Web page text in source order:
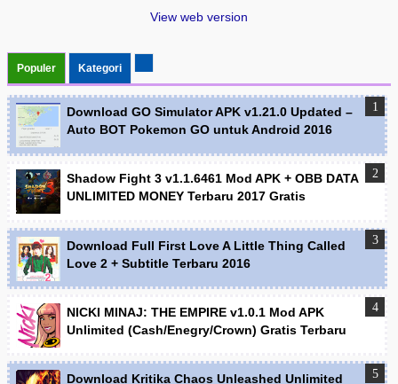
View web version
Populer Kategori
Download GO Simulator APK v1.21.0 Updated –
Auto BOT Pokemon GO untuk Android 2016
Shadow Fight 3 v1.1.6461 Mod APK + OBB DATA
UNLIMITED MONEY Terbaru 2017 Gratis
Download Full First Love A Little Thing Called
Love 2 + Subtitle Terbaru 2016
NICKI MINAJ: THE EMPIRE v1.0.1 Mod APK
Unlimited (Cash/Enegry/Crown) Gratis Terbaru
Download Kritika Chaos Unleashed Unlimited